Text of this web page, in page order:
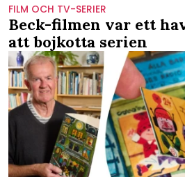
FILM OCH TV-SERIER
Beck-filmen var ett
att bojkotta serien